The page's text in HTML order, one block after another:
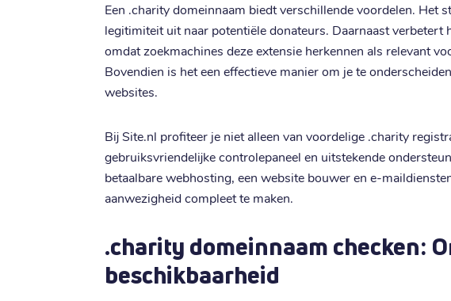
Een .charity domeinnaam biedt verschillende voordelen. Het
legitimiteit uit naar potentiële donateurs. Daarnaast verbetert
omdat zoekmachines deze extensie herkennen als relevant
Bovendien is het een effectieve manier om je te
websites.
Bij Site.nl profiteer je niet alleen van voordelige .charity
gebruiksvriendelijke controlepaneel en uitstekende
betaalbare webhosting, een website bouwer en e-
aanwezigheid compleet te maken.
.charity domeinnaam checken:
beschikbaarheid